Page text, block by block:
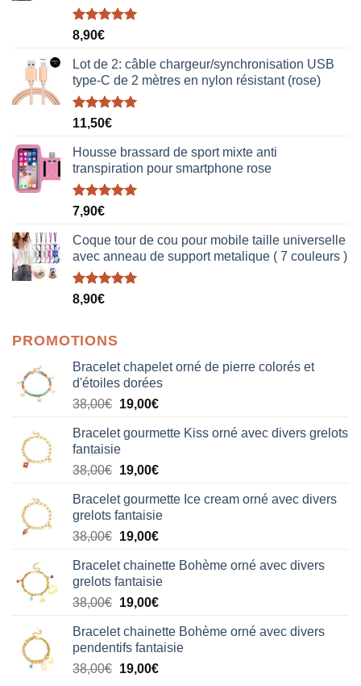
Note5.00
8,90€
Lot de 2: câble chargeur/synchronisation USB
type-C de 2 mètres en nylon résistant (rose)
Note5.00
11,50€
Housse brassard de sport mixte anti
transpiration pour smartphone rose
Note5.00
7,90€
Coque tour de cou pour mobile taille universelle
avec anneau de support metalique ( 7 couleurs )
Note5.00
8,90€
PROMOTIONS
Bracelet chapelet orné de pierre colorés et
d'étoiles dorées
38,00€ Le
initial
était :
38,00€.
19,00€Le
actuel
19,00€.
Bracelet gourmette Kiss orné avec divers grelots
fantaisie
38,00€ Le
initial
était :
38,00€.
19,00€Le
actuel
est :
19,00€.
Bracelet gourmette Ice cream orné avec divers
grelots fantaisie
38,00€ Le
initial
était :
38,00€.
19,00€Le
actuel
est :
19,00€.
Bracelet chainette Bohème orné avec divers
grelots fantaisie
38,00€ Le
initial
était :
38,00€.
19,00€Le
actuel
est :
19,00€.
Bracelet chainette Bohème orné avec divers
pendentifs fantaisie
38,00€ Le
19,00€Le